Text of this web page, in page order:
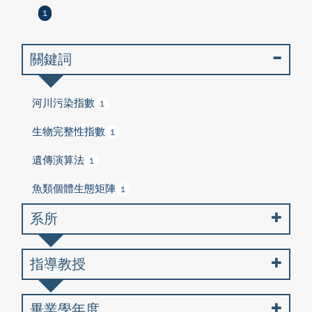
1
關鍵詞
河川污染指數 1
生物完整性指數 1
遺傳演算法 1
魚類個體生態矩陣 1
系所
指導教授